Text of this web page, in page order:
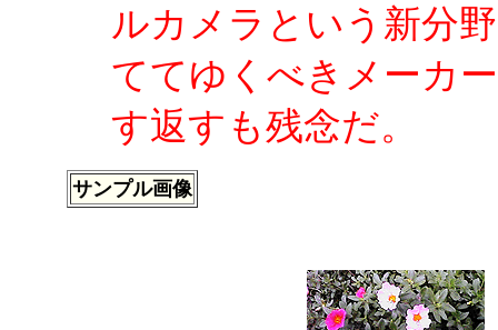
ルカメラという新分
ててゆくべきメーカ
す返すも残念だ。
サンプル画像